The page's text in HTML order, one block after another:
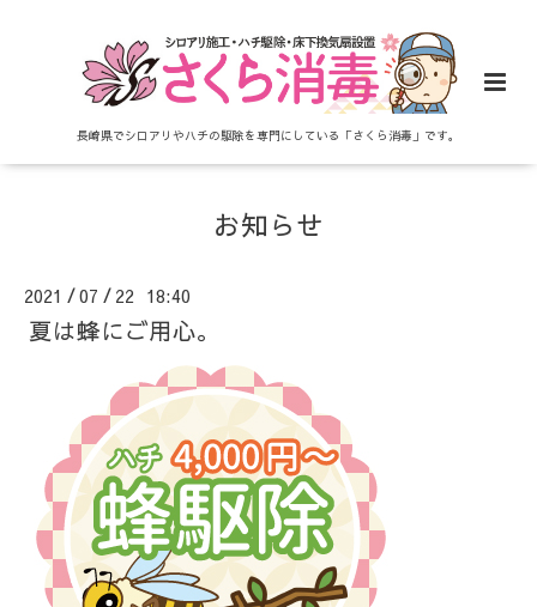
長崎県でシロアリやハチの駆除を専門にしている「さくら消毒」です。
お知らせ
2021 /07 / 22 18:40
夏は蜂にご用心。